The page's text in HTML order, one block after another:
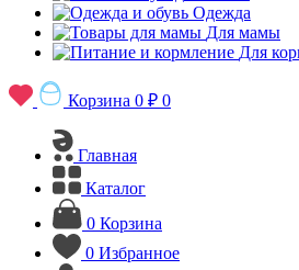
Одежда
Для мамы
Для
Корзина 0 ₽ 0
Главная
Каталог
0 Корзина
0 Избранное